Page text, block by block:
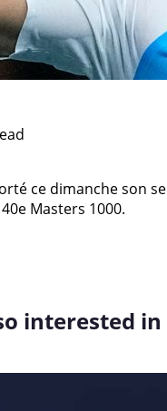
ce dimanche son
Masters 1000.
interested in